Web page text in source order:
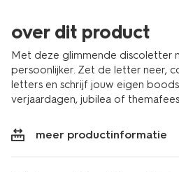
over dit product
Met deze glimmende discoletter
persoonlijker. Zet de letter neer,
letters en schrijf jouw eigen
verjaardagen, jubilea of
meer productinformatie